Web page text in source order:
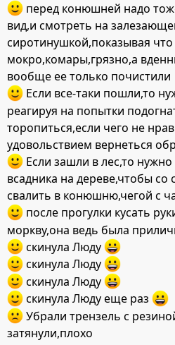
перед конюшней надо
вид,и смотреть на
сиротинушкой,показывая что
мокро,комары,грязно,а
вообще ее только почистили
Если все-таки пошли,то
реагируя на попытки
торопиться,если чего не
удовольствием вернеться
Если зашли в лес,то
всадника на дереве,чтобы
свалить в конюшню,чегой с
после прогулки кусать
моркву,она ведь была
скинула Люду
скинула Люду
скинула Люду
скинула Люду еще раз
Убрали трензель с
затянули,плохо